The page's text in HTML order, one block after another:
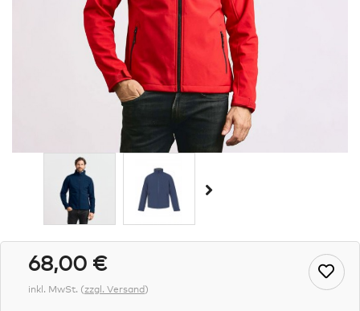
68,00 €
inkl. MwSt. (zzgl. Versand)